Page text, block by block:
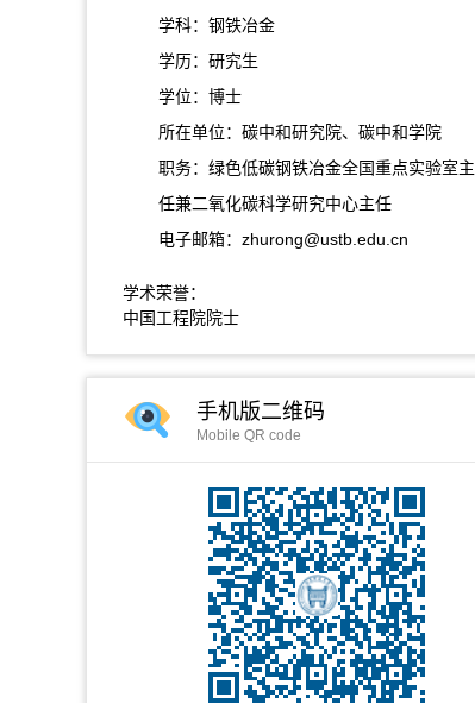
学科：钢铁冶金
学历：研究生
学位：博士
所在单位：碳中和研究院、碳中和学院
职务：绿色低碳钢铁冶金全国重点实验室主
任兼二氧化碳科学研究中心主任
电子邮箱： zhurong@ustb.edu.cn
学术荣誉：
中国工程院院士
手机版二维码
Mobile QR code